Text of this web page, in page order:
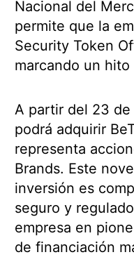
Nacional del
permite que la
Security Token
marcando un
A partir del 23
podrá adquirir
representa
Brands. Este
inversión es
seguro y
empresa en
de financiación